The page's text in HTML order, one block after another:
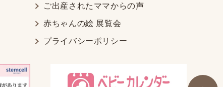
ご出産されたママからの声
赤ちゃんの絵 展覧会
プライバシーポリシー